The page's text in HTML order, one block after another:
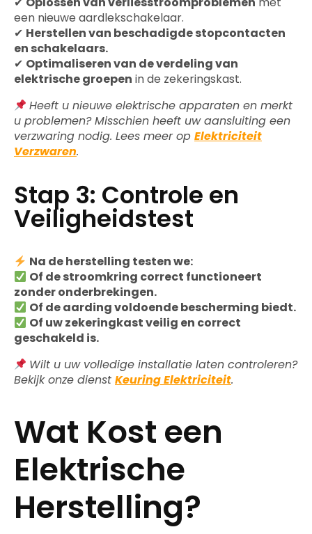
een nieuwe aardlekschakelaar.
✔ Herstellen van beschadigde stopcontacten
en schakelaars.
✔ Optimaliseren van de verdeling van
elektrische groepen in de zekeringskast.
Heeft u nieuwe elektrische apparaten en merkt
u problemen? Misschien heeft uw aansluiting een
verzwaring nodig. Lees meer op Elektriciteit
Verzwaren.
Stap 3: Controle en
Veiligheidstest
Na de herstelling testen we:
Of de stroomkring correct functioneert
zonder onderbrekingen.
Of de aarding voldoende bescherming biedt.
Of uw zekeringkast veilig en correct
geschakeld is.
Wilt u uw volledige installatie laten controleren?
Bekijk onze dienst Keuring Elektriciteit.
Wat Kost een
Elektrische
Herstelling?